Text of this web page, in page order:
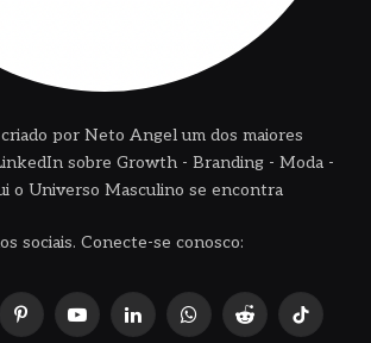
por Neto Angel um dos maiores
sobre Growth - Branding - Moda -
o Universo Masculino se encontra
sociais. Conecte-se conosco:
PinterestYouTubeLinkedInWhatsApp
Reddit TikTok